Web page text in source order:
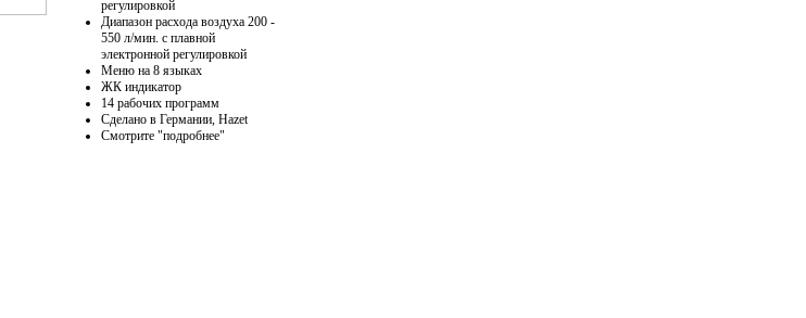
регулировкой
Диапазон расхода воздуха 200 -
550 л/мин. с плавной
электронной регулировкой
Меню на 8 языках
ЖК индикатор
14 рабочих программ
Сделано в Германии, Hazet
Смотрите "подробнее"